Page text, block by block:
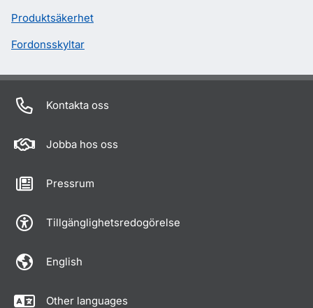
Produktsäkerhet
Fordonsskyltar
Kontakta oss
Jobba hos oss
Pressrum
Tillgänglighetsredogörelse
English
Other languages